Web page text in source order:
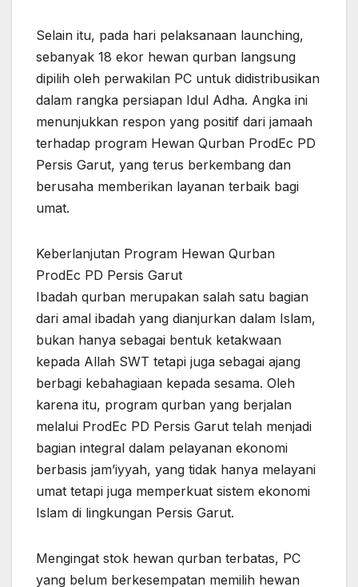
Selain itu, pada hari pelaksanaan launching,
sebanyak 18 ekor hewan qurban langsung
dipilih oleh perwakilan PC untuk didistribusikan
dalam rangka persiapan Idul Adha. Angka ini
menunjukkan respon yang positif dari jamaah
terhadap program Hewan Qurban ProdEc PD
Persis Garut, yang terus berkembang dan
berusaha memberikan layanan terbaik bagi
umat.
Keberlanjutan Program Hewan Qurban
ProdEc PD Persis Garut
Ibadah qurban merupakan salah satu bagian
dari amal ibadah yang dianjurkan dalam Islam,
bukan hanya sebagai bentuk ketakwaan
kepada Allah SWT tetapi juga sebagai ajang
berbagi kebahagiaan kepada sesama. Oleh
karena itu, program qurban yang berjalan
melalui ProdEc PD Persis Garut telah menjadi
bagian integral dalam pelayanan ekonomi
berbasis jam’iyyah, yang tidak hanya melayani
umat tetapi juga memperkuat sistem ekonomi
Islam di lingkungan Persis Garut.
Mengingat stok hewan qurban terbatas, PC
yang belum berkesempatan memilih hewan